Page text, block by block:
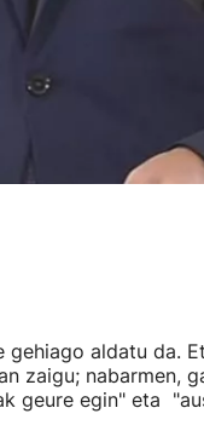
gehiago aldatu da.
zaigu; nabarmen,
geure egin" eta